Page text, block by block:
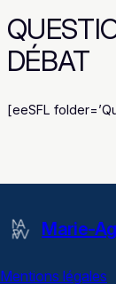
DÉBAT
[eeSFL
Marie-
Mentions légales